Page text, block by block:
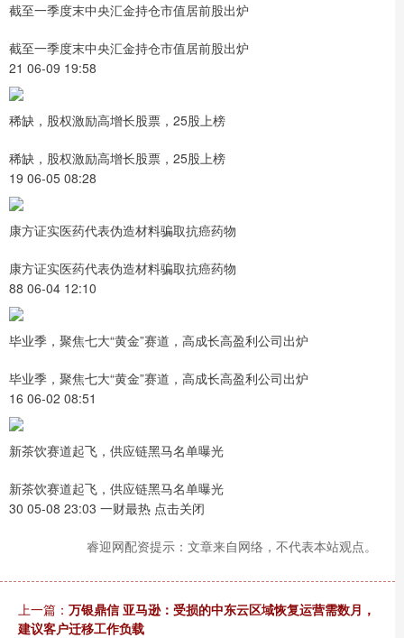
截至一季度末中央汇金持仓市值居前股出炉
截至一季度末中央汇金持仓市值居前股出炉
21 06-09 19:58
稀缺，股权激励高增长股票，25股上榜
稀缺，股权激励高增长股票，25股上榜
19 06-05 08:28
康方证实医药代表伪造材料骗取抗癌药物
康方证实医药代表伪造材料骗取抗癌药物
88 06-04 12:10
毕业季，聚焦七大“黄金”赛道，高成长高盈利公司出炉
毕业季，聚焦七大“黄金”赛道，高成长高盈利公司出炉
16 06-02 08:51
新茶饮赛道起飞，供应链黑马名单曝光
新茶饮赛道起飞，供应链黑马名单曝光
30 05-08 23:03 一财最热 点击关闭
睿迎网配资提示：文章来自网络，不代表本站观点。
上一篇： 万银鼎信 亚马逊：受损的中东云区域恢复运营需数月，
建议客户迁移工作负载